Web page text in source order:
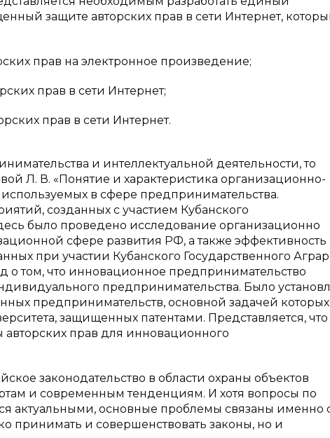
защите авторских прав в сети Интернет,
прав на электронное произведение;
прав в сети Интернет;
прав в сети Интернет.
и интеллектуальной деятельности, то
Л. В. «Понятие и характеристика организационно-
в сфере предпринимательства.
созданных с участием Кубанского
было проведено исследование организационно
сфере развития РФ, а также эффективность
при участии Кубанского Государственного
о том, что инновационное предпринимательство
предпринимательства. Было
предпринимательств, основной задачей которых
защищенных патентами. Представляется, что
прав для инновационного
законодательство в области охраны объектов
и современным тенденциям. И хотя вопросы по
актуальными, основные проблемы связаны именно
принимать и совершенствовать законы, но и